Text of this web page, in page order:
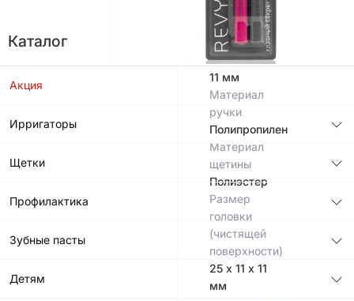
Каталог
Акция
Ирригаторы
Щетки
Профилактика
Зубные пасты
Детям
см
Длина
щетины,
мм
11 мм
Материал
ручки
Полипропилен
Материал
щетины
Полиэстер
Размер
головки
(чистящей
поверхности)
25 х 11 х 11
мм